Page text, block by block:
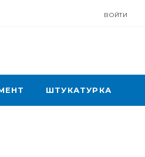
ВОЙТИ
ШТУКАТУРКА